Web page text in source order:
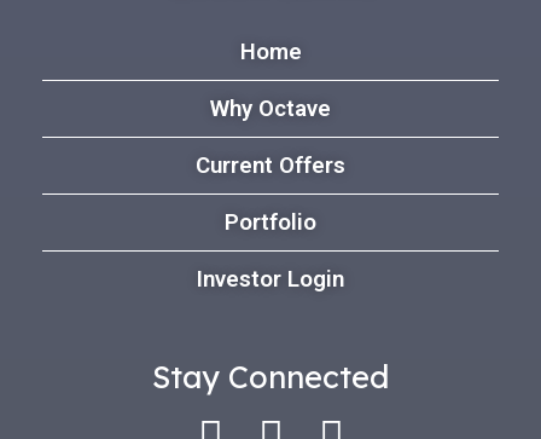
Home
Why Octave
Current Offers
Portfolio
Investor Login
Stay Connected